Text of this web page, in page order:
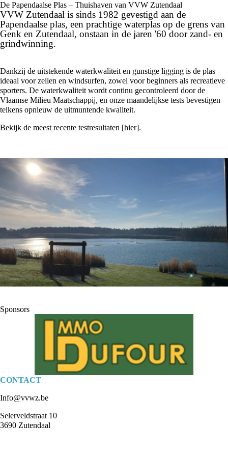
De Papendaalse Plas – Thuishaven van VVW Zutendaal
VVW Zutendaal is sinds 1982 gevestigd aan de
Papendaalse plas, een prachtige waterplas op de grens van
Genk en Zutendaal, onstaan in de jaren '60 door zand- en
grindwinning.
Dankzij de uitstekende waterkwaliteit en gunstige ligging is de plas
ideaal voor zeilen en windsurfen, zowel voor beginners als recreatieve
sporters. De waterkwaliteit wordt continu gecontroleerd door de
Vlaamse Milieu Maatschappij, en onze maandelijkse tests bevestigen
telkens opnieuw de uitmuntende kwaliteit.
Bekijk de meest recente testresultaten [hier].
Sponsors
CONTACT
Info@vvwz.be
Selerveldstraat 10
3690 Zutendaal